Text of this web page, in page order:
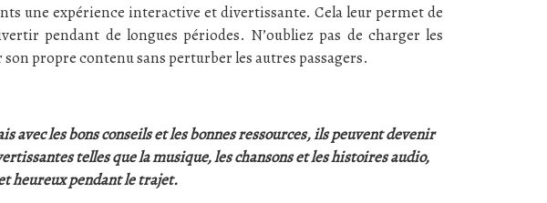
une expérience interactive et divertissante. Cela leur permet de
pendant de longues périodes. N’oubliez pas de charger les
propre contenu sans perturber les autres passagers.
avec les bons conseils et les bonnes ressources, ils peuvent devenir
telles que la musique, les chansons et les histoires audio,
heureux pendant le trajet.